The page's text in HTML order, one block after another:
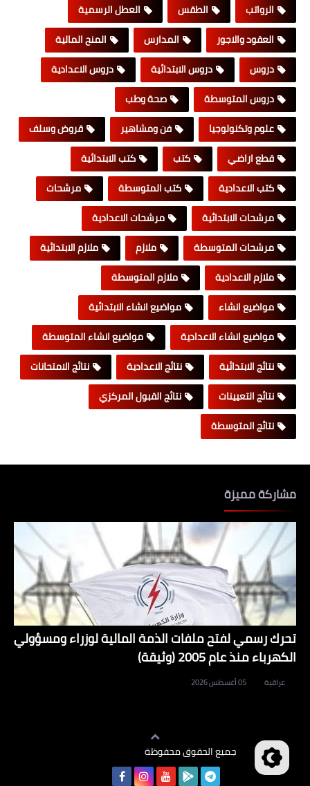
الرواتب
الطقس
العطل الرسمية
العقود والاجور
المدارس
المنح المالية
دروس
دروس الابتدائية
دروس الاعدادية
دروس المتوسطة
صحة وطب
علوم وتكنولوجيا
فن ومشاهير
قروض وسلف
قطع اراضي
كتب
كتب الابتدائية
كتب الاعدادية
كتب المتوسطة
مرشحات
مرشحات الابتدائية
مرشحات الاعدادية
مرشحات المتوسطة
ملازم
ملازم الابتدائية
ملازم الاعدادية
ملازم المتوسطة
مواضيع انشاء
مواضيع انشاء الابتدائية
مواضيع انشاء الاعدادية
مواضيع انشاء المتوسطة
نتائج الابتدائية
نتائج الاعدادية
نتائج الامتحانات
نتائج التعيينات
نتائج القبول المركزي
نتائج المتوسطة
مشاركة مميزة
تحرك رسمي لفتح ملفات الذمة المالية لوزراء ومسؤولي
الكهرباء منذ عام 2005 (وثيقة)
عراقية 05 أغسطس 2026
جميع الحقوق محفوظة